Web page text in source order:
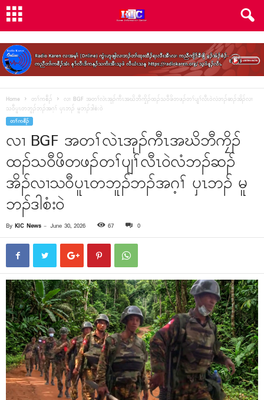
Home တၢ်ကစီၣ်
လၢ BGF အတၢ်လဲၤအုၣ်ကီၤအဃိဘီကၠိၣ်ထၣ်သဝီဖိတဖၣ်တၢ်ပျၢ်လီၤဝဲလံဘၣ်ဆၣ်အိၣ်လၢ
သဝီပူၤတဘူၣ်ဘၣ်အဂ့ၢ် ပှၤဘၣ် မူဘၣ်ဒါစံးဝဲ
တၢ်ကစီၣ်
လၢ BGF အတၢ်လဲၤအုၣ်ကီၤအဃိဘီကၠိၣ်
ထၣ်သဝီဖိတဖၣ်တၢ်ပျၢ်လီၤဝဲလံဘၣ်ဆၣ်
အိၣ်လၢသဝီပူၤတဘူၣ်ဘၣ်အဂ့ၢ် ပှၤဘၣ် မူ
ဘၣ်ဒါစံးဝဲ
By KIC News - June 30, 2026 67 0